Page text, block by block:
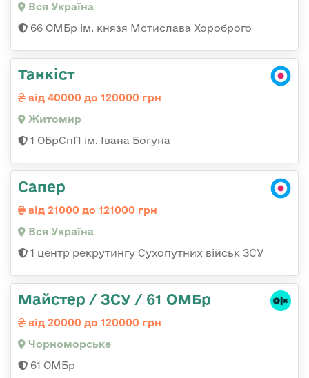
Вся Україна
66 ОМБр ім. князя Мстислава Хороброго
Танкіст
від 40000 до 120000 грн
Житомир
1 ОБрСпП ім. Івана Богуна
Сапер
від 21000 до 121000 грн
Вся Україна
1 центр рекрутингу Сухопутних військ ЗСУ
Майстер / ЗСУ / 61 ОМБр
від 20000 до 120000 грн
Чорноморське
61 ОМБр